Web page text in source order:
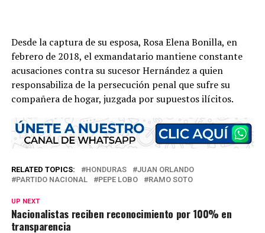
Desde la captura de su esposa, Rosa Elena Bonilla, en
febrero de 2018, el exmandatario mantiene constante
acusaciones contra su sucesor Hernández a quien
responsabiliza de la persecución penal que sufre su
compañera de hogar, juzgada por supuestos ilícitos.
RELATED TOPICS: HONDURAS
JUAN ORLANDO
PARTIDO NACIONAL
PEPE LOBO RAMO SOTO
UP NEXT
Nacionalistas reciben reconocimiento por 100% en
transparencia